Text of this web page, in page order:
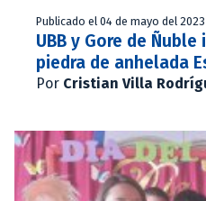
Publicado el 04 de mayo del 2023
UBB y Gore de
piedra de anhelada
Por Cristian Villa